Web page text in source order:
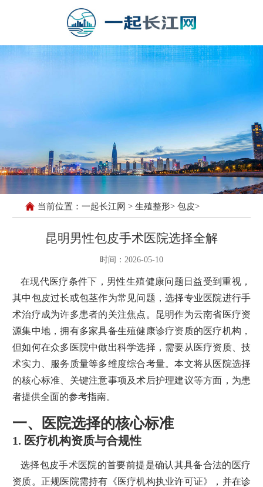
当前位置： 一起长江网 > 生殖整形> 包皮>
昆明男性包皮手术医院选择全解
时间：2026-05-10
在现代医疗条件下，男性生殖健康问题日益受到重视，
其中包皮过长或包茎作为常见问题，选择专业医院进行手
术治疗成为许多患者的关注焦点。昆明作为云南省医疗资
源集中地，拥有多家具备生殖健康诊疗资质的医疗机构，
但如何在众多医院中做出科学选择，需要从医疗资质、技
术实力、服务质量等多维度综合考量。本文将从医院选择
的核心标准、关键注意事项及术后护理建议等方面，为患
者提供全面的参考指南。
一、医院选择的核心标准
1. 医疗机构资质与合规性
选择包皮手术医院的首要前提是确认其具备合法的医疗
资质。正规医院需持有《医疗机构执业许可证》，并在诊